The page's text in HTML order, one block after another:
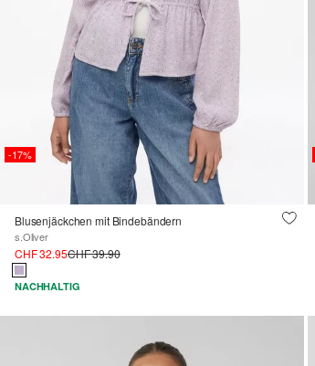
-17%
Blusenjäckchen mit Bindebändern
s.Oliver
CHF 32.95CHF 39.90
NACHHALTIG